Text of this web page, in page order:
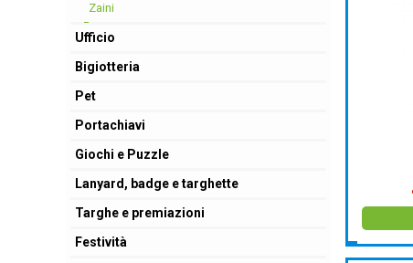
Zaini
Ufficio
Bigiotteria
Pet
Portachiavi
Giochi e Puzzle
Lanyard, badge e targhette
Targhe e premiazioni
Festività